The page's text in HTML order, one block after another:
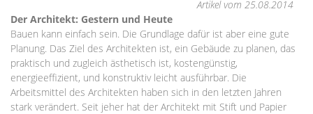
Artikel vom 25.08.2014
Der Architekt: Gestern und Heute
Bauen kann einfach sein. Die Grundlage dafür ist aber eine gute
Planung. Das Ziel des Architekten ist, ein Gebäude zu planen, das
praktisch und zugleich ästhetisch ist, kostengünstig,
energieeffizient, und konstruktiv leicht ausführbar. Die
Arbeitsmittel des Architekten haben sich in den letzten Jahren
stark verändert. Seit jeher hat der Architekt mit Stift und Papier